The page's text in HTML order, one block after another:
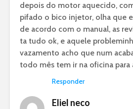
depois do motor aquecido,
pifado o bico injetor, olha que
de acordo com o manual, as
ta tudo ok, e aquele
vazamento acho que num
todo mês tem ir na oficina para
Responder
Eliel neco